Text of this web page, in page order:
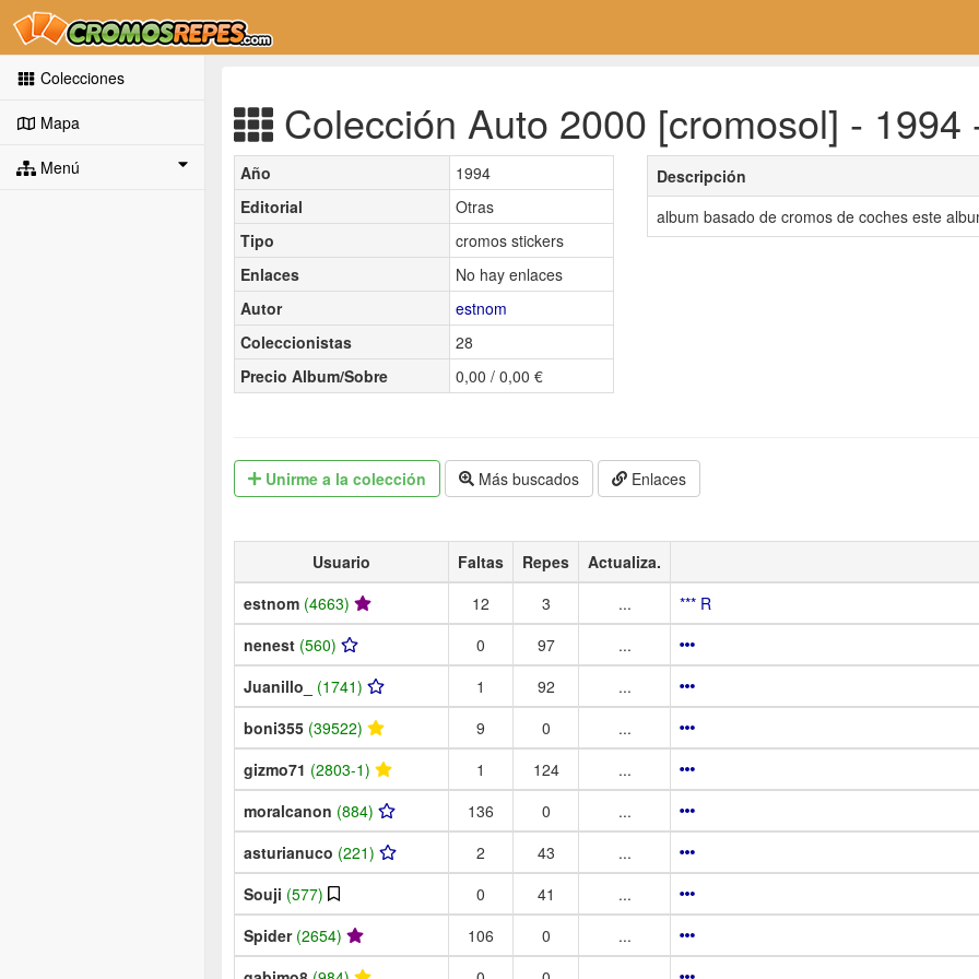
Colecciones
Mapa
Menú
Colección Auto 2000 [cromosol] - 1994
Año
1994
Editorial
Otras
Tipo
cromos stickers
Enlaces
No hay enlaces
Autor
estnom
Coleccionistas
28
Precio Album/Sobre
0,00 / 0,00 €
Descripción
album basado de cromos de coches este
Unirme a la colección Más buscados Enlaces
Usuario Faltas Repes Actualiza.
estnom (4663) 12 3 ...
*** R
nenest (560) 0 97
...
Juanillo_ (1741) 1 92
...
boni355 (39522) 9 0
...
gizmo71 (2803-1) 1 124
...
moralcanon (884) 136 0
...
asturianuco (221) 2 43
...
Souji (577) 0 41
...
Spider (2654) 106 0
...